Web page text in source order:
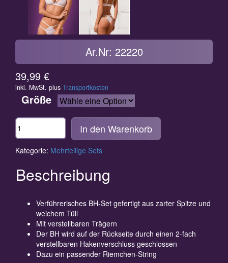
Ar.Nr: 22220
39,99 €
inkl. MwSt. plus Transportkosten
Größe
Anzahl In den Warenkorb
Kategorie: Mehrteilige Sets
Beschreibung
Verführerisches BH-Set gefertigt aus zarter Spitze und
weichem Tüll
Mit verstellbaren Trägern
Der BH wird auf der Rückseite durch einen 2-fach
verstellbaren Hakenverschluss geschlossen
Dazu ein passender Riemchen-String